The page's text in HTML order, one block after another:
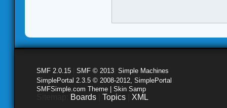
SMF 2.0.15 SMF © 2013 Simple Machines
SimplePortal 2.3.5 © 2008-2012, SimplePortal
SMFSimple.com Theme | Skin Samp
Boards Topics XML